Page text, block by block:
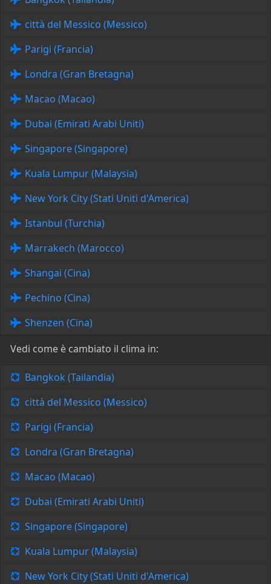
città del Messico (Messico)
Parigi (Francia)
Londra (Gran Bretagna)
Macao (Macao)
Dubai (Emirati Arabi Uniti)
Singapore (Singapore)
Kuala Lumpur (Malaysia)
New York City (Stati Uniti d'America)
Istanbul (Turchia)
Marrakech (Marocco)
Shangai (Cina)
Pechino (Cina)
Shenzen (Cina)
Vedi come è cambiato il clima in:
Bangkok (Tailandia)
città del Messico (Messico)
Parigi (Francia)
Londra (Gran Bretagna)
Macao (Macao)
Dubai (Emirati Arabi Uniti)
Singapore (Singapore)
Kuala Lumpur (Malaysia)
New York City (Stati Uniti d'America)